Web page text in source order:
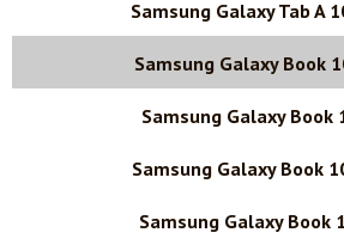
Samsung Galaxy Tab A
Samsung Galaxy Book
Samsung Galaxy Book
Samsung Galaxy Book
Samsung Galaxy Book